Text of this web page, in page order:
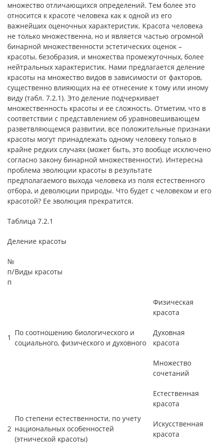
множество отличающихся определений. Тем более это
относится к красоте человека как к одной из его
важнейших оценочных характеристик. Красота человека
не только множественна, но и является частью огромной
бинарной множественности эстетических оценок –
красоты, безобразия, и множества промежуточных, более
нейтральных характеристик. Нами предлагается деление
красоты на множество видов в зависимости от факторов,
существенно влияющих на ее отнесение к тому или иному
виду (табл. 7.2.1). Это деление подчеркивает
множественность красоты и ее сложность. Отметим, что в
соответствии с представлением об уравновешивающем
разветвляющемся развитии, все положительные признаки
красоты могут принадлежать одному человеку только в
крайне редких случаях (может быть, это вообще исключено
согласно закону бинарной множественности). Интересна
проблема эволюции красоты в результате
предполагаемого выхода человека из поля естественного
отбора, и деволюции природы. Что будет с человеком и его
красотой? Ее эволюция прекратится.
Таблица 7.2.1
Деление красоты
№
п/
п
Виды красоты
1
По соотношению биологического и
социального, физического и духовного
Физическая
красота
Духовная
красота
Множество
сочетаний
2
По степени естественности, по учету
национальных особенностей
(этнической красоты)
Естественная
красота
Искусственная
красота